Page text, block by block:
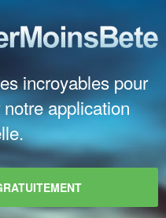
incroyables pour
application